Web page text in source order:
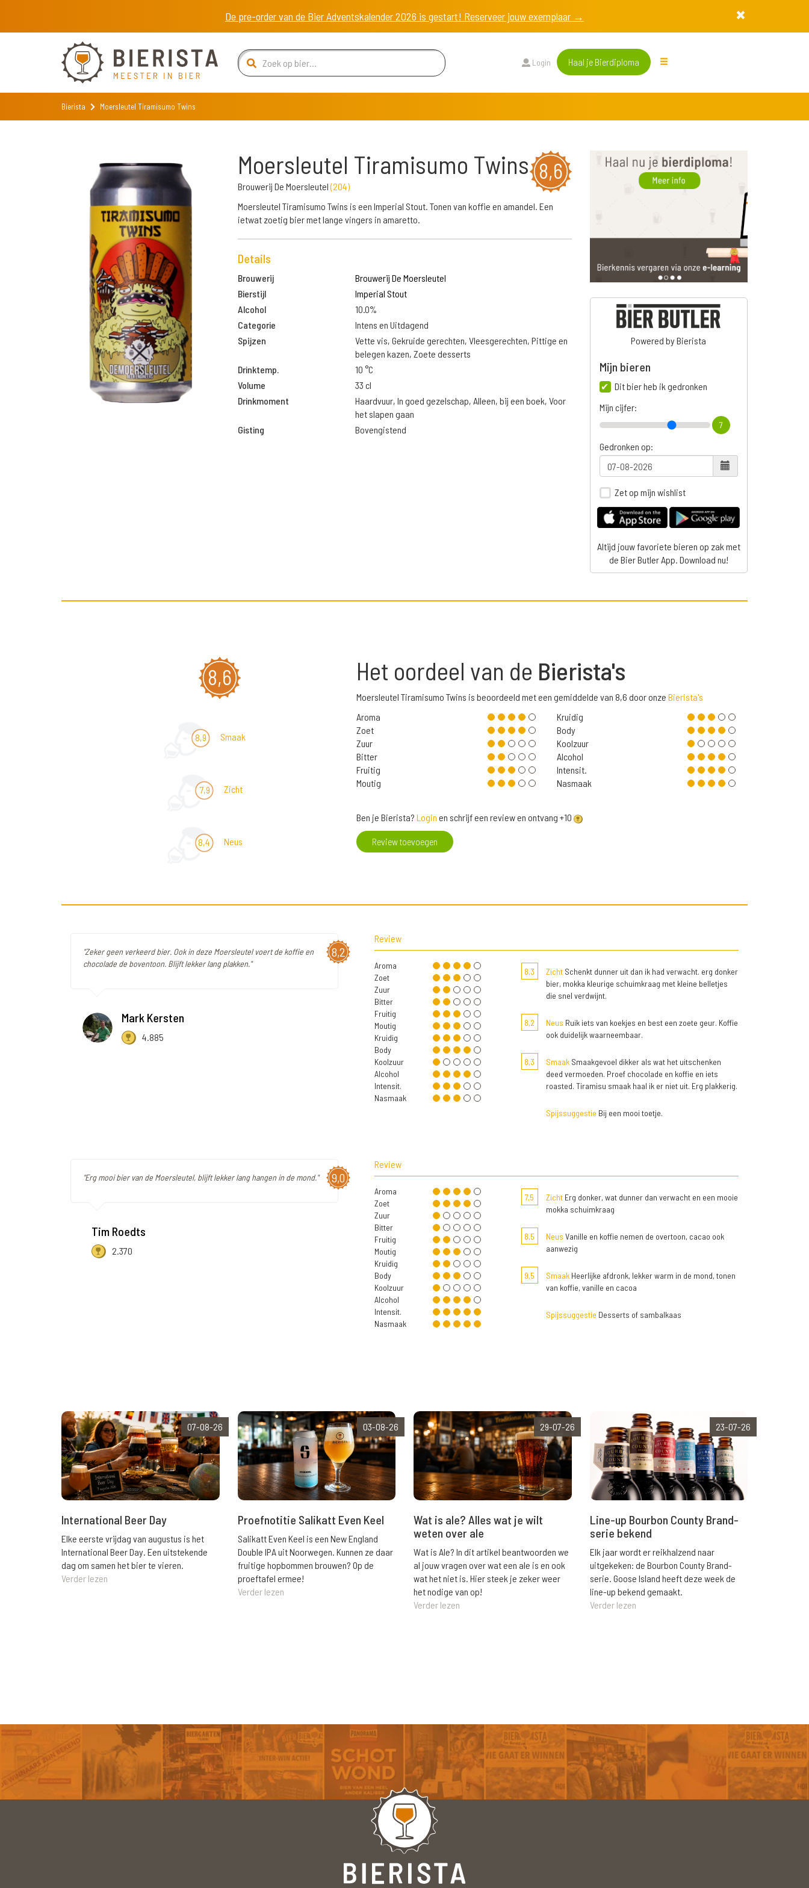
De pre-order van de Bier Adventskalender 2026 is gestart! Reserveer jouw exemplaar →
Login Haal je Bierdiploma
Bierista Moersleutel Tiramisumo Twins
8,6
Moersleutel Tiramisumo Twins
Brouwerij De Moersleutel(204)
Moersleutel Tiramisumo Twins is een Imperial Stout. Tonen van koffie en amandel. Een
ietwat zoetig bier met lange vingers in amaretto.
Details
Brouwerij
Brouwerij De Moersleutel
Bierstijl
Imperial Stout
Alcohol
10.0%
Categorie
Intens en Uitdagend
Spijzen
Vette vis, Gekruide gerechten, Vleesgerechten, Pittige en
belegen kazen, Zoete desserts
Drinktemp.
10 °C
Volume
33 cl
Drinkmoment
Haardvuur, In goed gezelschap, Alleen, bij een boek, Voor
het slapen gaan
Gisting
Bovengistend
Powered by Bierista
Mijn bieren
Dit bier heb ik gedronken
Mijn cijfer:
7
Gedronken op:
Zet op mijn wishlist
Altijd jouw favoriete bieren op zak met
de Bier Butler App. Download nu!
8,6
8,9 Smaak
7,9 Zicht
8,4 Neus
Het oordeel van de Bierista's
Moersleutel Tiramisumo Twins is beoordeeld met een gemiddelde van 8,6 door onze Bierista's
Aroma
Zoet
Zuur
Bitter
Fruitig
Moutig
Kruidig
Body
Koolzuur
Alcohol
Intensit.
Nasmaak
Ben je Bierista? Login en schrijf een review en ontvang +10
Review toevoegen
8,2
"Zeker geen verkeerd bier. Ook in deze Moersleutel voert de koffie en
chocolade de boventoon. Blijft lekker lang plakken."
Mark Kersten
4.885
Review
Aroma
Zoet
Zuur
Bitter
Fruitig
Moutig
Kruidig
Body
Koolzuur
Alcohol
Intensit.
Nasmaak
8,3 ZichtSchenkt dunner uit dan ik had verwacht. erg donker
bier, mokka kleurige schuimkraag met kleine belletjes
die snel verdwijnt.
8,2 Neus Ruik iets van koekjes en best een zoete geur. Koffie
ook duidelijk waarneembaar.
8,3 SmaakSmaakgevoel dikker als wat het uitschenken
deed vermoeden. Proef chocolade en koffie en iets
roasted. Tiramisu smaak haal ik er niet uit. Erg plakkerig.
Spijssuggestie Bij een mooi toetje.
9,0
"Erg mooi bier van de Moersleutel, blijft lekker lang hangen in de mond."
Tim Roedts
2.370
Review
Aroma
Zoet
Zuur
Bitter
Fruitig
Moutig
Kruidig
Body
Koolzuur
Alcohol
Intensit.
Nasmaak
7,5 ZichtErg donker, wat dunner dan verwacht en een mooie
mokka schuimkraag
8,5 Neus Vanille en koffie nemen de overtoon, cacao ook
aanwezig
9,5 SmaakHeerlijke afdronk, lekker warm in de mond, tonen
van koffie, vanille en cacoa
Spijssuggestie Desserts of sambalkaas
07-08-26
International Beer Day
Elke eerste vrijdag van augustus is het
International Beer Day. Een uitstekende
dag om samen het bier te vieren.
Verder lezen
03-08-26
Proefnotitie Salikatt Even Keel
Salikatt Even Keel is een New England
Double IPA uit Noorwegen. Kunnen ze daar
fruitige hopbommen brouwen? Op de
proeftafel ermee!
Verder lezen
29-07-26
Wat is ale? Alles wat je wilt
weten over ale
Wat is Ale? In dit artikel beantwoorden we
al jouw vragen over wat een ale is en ook
wat het niet is. Hier steek je zeker weer
het nodige van op!
Verder lezen
23-07-26
Line-up Bourbon County Brand-
serie bekend
Elk jaar wordt er reikhalzend naar
uitgekeken: de Bourbon County Brand-
serie. Goose Island heeft deze week de
line-up bekend gemaakt.
Verder lezen